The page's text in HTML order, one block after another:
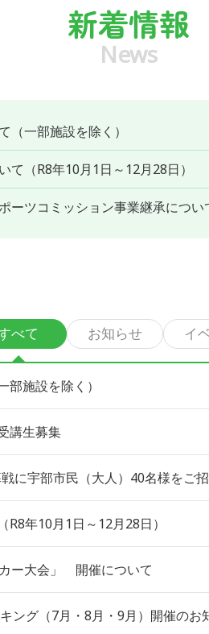
新着情報
News
（一部施設を除く）
て（R8年10月1日～12月28日）
ーツコミッション事業継承につい
べて お知らせ イ
施設を除く）
講生募集
に宇部市民（大人）40名様をご
年10月1日～12月28日）
ー大会」 開催について
ング（7月・8月・9月）開催のお